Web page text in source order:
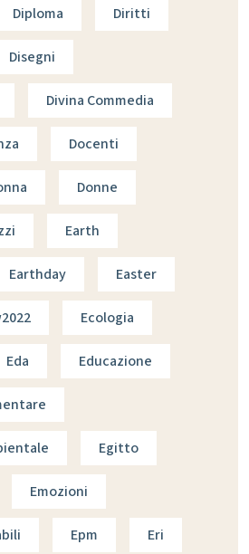
Diploma Diritti
Disegni
Divina Commedia
Docenti
Donne
Earth
Earthday Easter
Ecologia
Eda Educazione
Egitto
Emozioni
Epm Eri